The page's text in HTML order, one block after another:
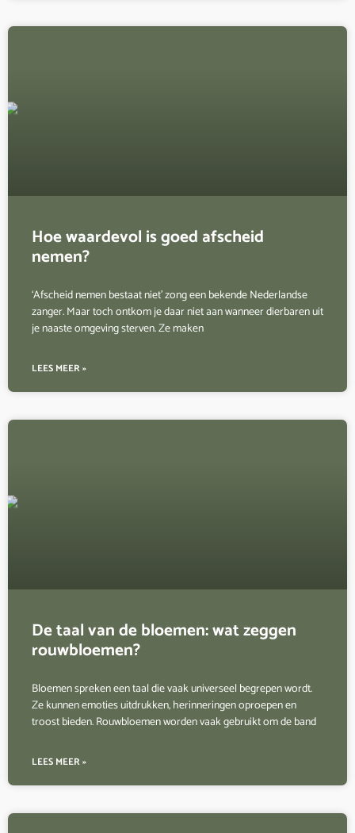
Hoe waardevol is goed afscheid
nemen?
‘Afscheid nemen bestaat niet’ zong een bekende Nederlandse
zanger. Maar toch ontkom je daar niet aan wanneer dierbaren uit
je naaste omgeving sterven. Ze maken
LEES MEER »
De taal van de bloemen: wat zeggen
rouwbloemen?
Bloemen spreken een taal die vaak universeel begrepen wordt.
Ze kunnen emoties uitdrukken, herinneringen oproepen en
troost bieden. Rouwbloemen worden vaak gebruikt om de band
LEES MEER »